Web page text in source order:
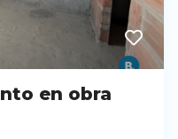
en obra